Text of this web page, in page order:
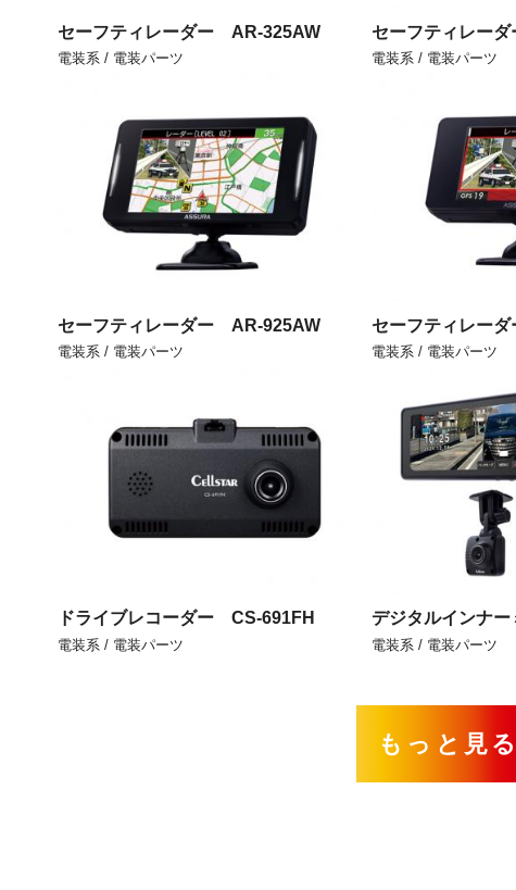
セーフティレーダー AR-325AW
電装系 / 電装パーツ
セーフティレー
電装系 / 電装パーツ
セーフティレーダー AR-925AW
電装系 / 電装パーツ
セーフティレー
電装系 / 電装パーツ
ドライブレコーダー CS-691FH
電装系 / 電装パーツ
デジタルインナ
電装系 / 電装パーツ
もっと見る